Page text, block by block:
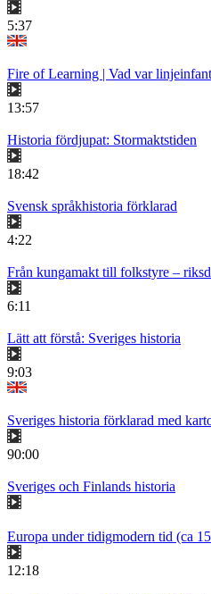
5:37
Fire of Learning | Vad var
13:57
Historia fördjupat: Stormaktstiden
18:42
Svensk språkhistoria förklarad
4:22
Från kungamakt till folkstyre –
6:11
Lätt att förstå: Sveriges historia
9:03
Sveriges historia förklarad med
90:00
Sveriges och Finlands historia
Europa under tidigmodern tid (ca
12:18